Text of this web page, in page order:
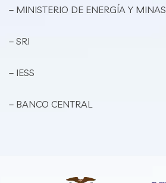
– MINISTERIO DE ENERGÍA Y MINAS
– SRI
– IESS
– BANCO CENTRAL